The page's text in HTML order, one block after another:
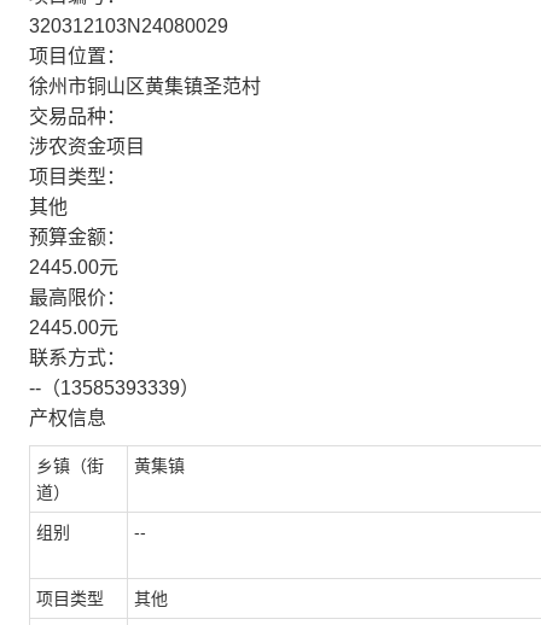
320312103N24080029
项目位置：
徐州市铜山区黄集镇圣范村
交易品种：
涉农资金项目
项目类型：
其他
预算金额：
2445.00元
最高限价：
2445.00元
联系方式：
--（13585393339）
产权信息
乡镇（街
道）
黄集镇
组别 --
项目类型 其他